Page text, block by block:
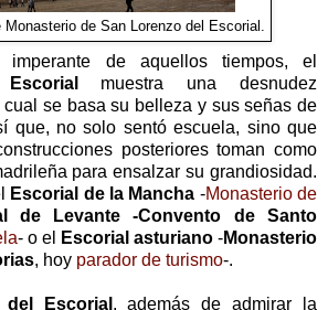
de San Lorenzo del Escorial.
imperante de aquellos tiempos, el
muestra una desnudez
se basa su belleza y sus señas de
que, no solo sentó escuela, sino que
posteriores toman como
para ensalzar su grandiosidad.
Escorial de la Mancha -Monasterio de
de Levante
-Convento de Santo
- o el Escorial asturiano -Monasterio
, hoy parador de turismo-.
del Escorial , además de admirar la